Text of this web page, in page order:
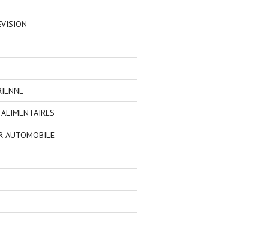
AUTOMOBILE